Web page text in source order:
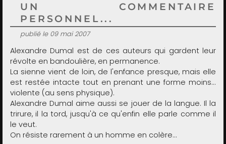
UN COMMENTAIRE
PERSONNEL...
publié le 09 mai 2007
Alexandre Dumal est de ces auteurs qui gardent leur
révolte en bandoulière, en permanence.
La sienne vient de loin, de l'enfance presque, mais elle
est restée intacte tout en prenant une forme moins...
violente (au sens physique).
Alexandre Dumal aime aussi se jouer de la langue. Il la
trirure, il la tord, jusqu'à ce qu'enfin elle parle comme il
le veut.
On résiste rarement à un homme en colère...